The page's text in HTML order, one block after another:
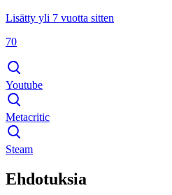
Lisätty yli 7 vuotta sitten
70
Youtube
Metacritic
Steam
Ehdotuksia